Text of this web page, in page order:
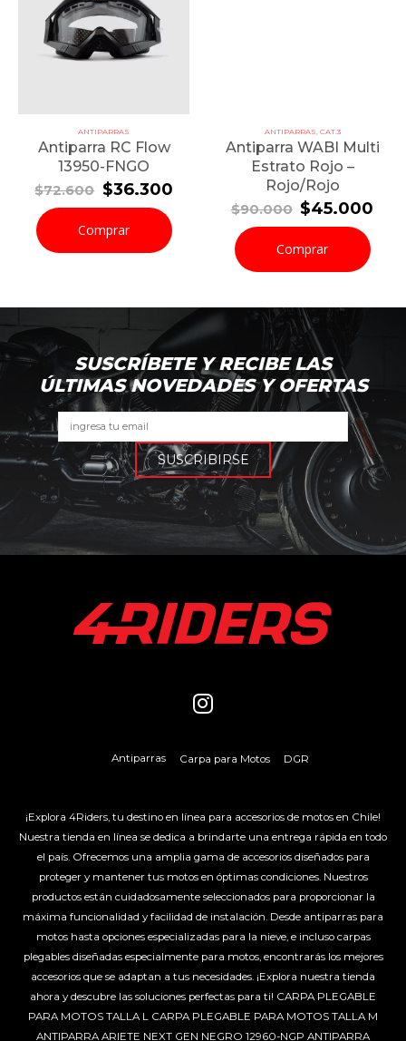
ANTIPARRAS
Antiparra RC Flow
13950-FNGO
$72.600 El
precio
original
era:
$72.600.
$36.300El
actual
es:
$36.300.
Comprar
ANTIPARRAS CAT.3
Antiparra WABI Multi
Estrato Rojo –
Rojo/Rojo
$90.000 El
precio
original
era:
$90.000.
$45.000
Comprar
SUSCRÍBETE Y RECIBE LAS
ÚLTIMAS NOVEDADES Y OFERTAS
Antiparras Carpa para Motos DGR
¡Explora 4Riders, tu destino en línea para accesorios de motos en Chile!
Nuestra tienda en línea se dedica a brindarte una entrega rápida en todo
el país. Ofrecemos una amplia gama de accesorios diseñados para
proteger y mantener tus motos en óptimas condiciones. Nuestros
productos están cuidadosamente seleccionados para proporcionar la
máxima funcionalidad y facilidad de instalación. Desde antiparras para
motos hasta opciones especializadas para la nieve, e incluso carpas
plegables diseñadas especialmente para motos, encontrarás los mejores
accesorios que se adaptan a tus necesidades. ¡Explora nuestra tienda
ahora y descubre las soluciones perfectas para ti! CARPA PLEGABLE
PARA MOTOS TALLA L CARPA PLEGABLE PARA MOTOS TALLA M
ANTIPARRA ARIETE NEXT GEN NEGRO 12960-NGP ANTIPARRA